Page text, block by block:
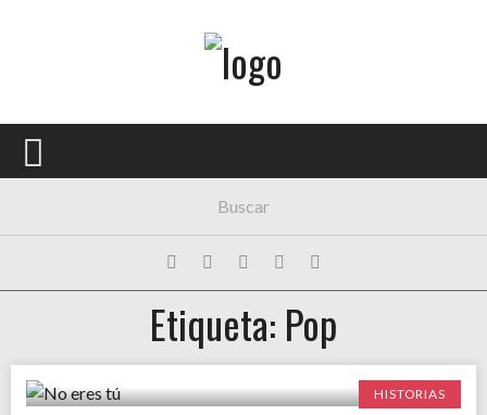
PORTADA
FESTIVALES
HISTORIAS
Etiqueta: Pop
HISTORIAS